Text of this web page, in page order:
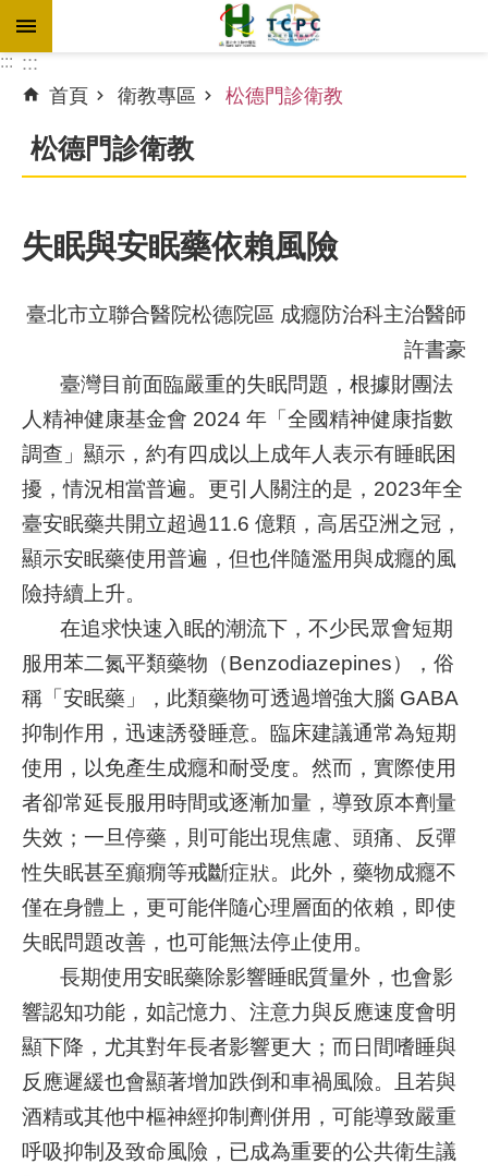
跳到主要內容區塊
進
搜
尋
息
認
本
院
就
醫
指
特
色
醫
療
衛
教
專
區
教
學
究
網
站
覽
::: :::
首頁
衛教專區 松德門診衛教
松德門診衛教
失眠與安眠藥依賴風險
臺北市立聯合醫院松德院區 成癮防治科主治醫師
許書豪
臺灣目前面臨嚴重的失眠問題，根據財團法
人精神健康基金會 2024 年「全國精神健康指數
調查」顯示，約有四成以上成年人表示有睡眠困
擾，情況相當普遍。更引人關注的是，2023年全
臺安眠藥共開立超過11.6 億顆，高居亞洲之冠，
顯示安眠藥使用普遍，但也伴隨濫用與成癮的風
險持續上升。
在追求快速入眠的潮流下，不少民眾會短期
服用苯二氮平類藥物（Benzodiazepines），俗
稱「安眠藥」，此類藥物可透過增強大腦 GABA
抑制作用，迅速誘發睡意。臨床建議通常為短期
使用，以免產生成癮和耐受度。然而，實際使用
者卻常延長服用時間或逐漸加量，導致原本劑量
失效；一旦停藥，則可能出現焦慮、頭痛、反彈
性失眠甚至癲癇等戒斷症狀。此外，藥物成癮不
僅在身體上，更可能伴隨心理層面的依賴，即使
失眠問題改善，也可能無法停止使用。
長期使用安眠藥除影響睡眠質量外，也會影
響認知功能，如記憶力、注意力與反應速度會明
顯下降，尤其對年長者影響更大；而日間嗜睡與
反應遲緩也會顯著增加跌倒和車禍風險。且若與
酒精或其他中樞神經抑制劑併用，可能導致嚴重
呼吸抑制及致命風險，已成為重要的公共衛生議